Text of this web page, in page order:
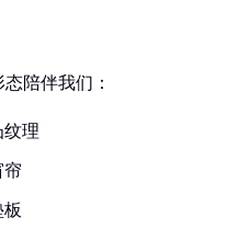
陪伴我们：
理
帘